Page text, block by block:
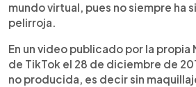
mundo virtual, pues no siempre ha
pelirroja.
En un video publicado por la propia
de TikTok el 28 de diciembre de
no producida, es decir sin